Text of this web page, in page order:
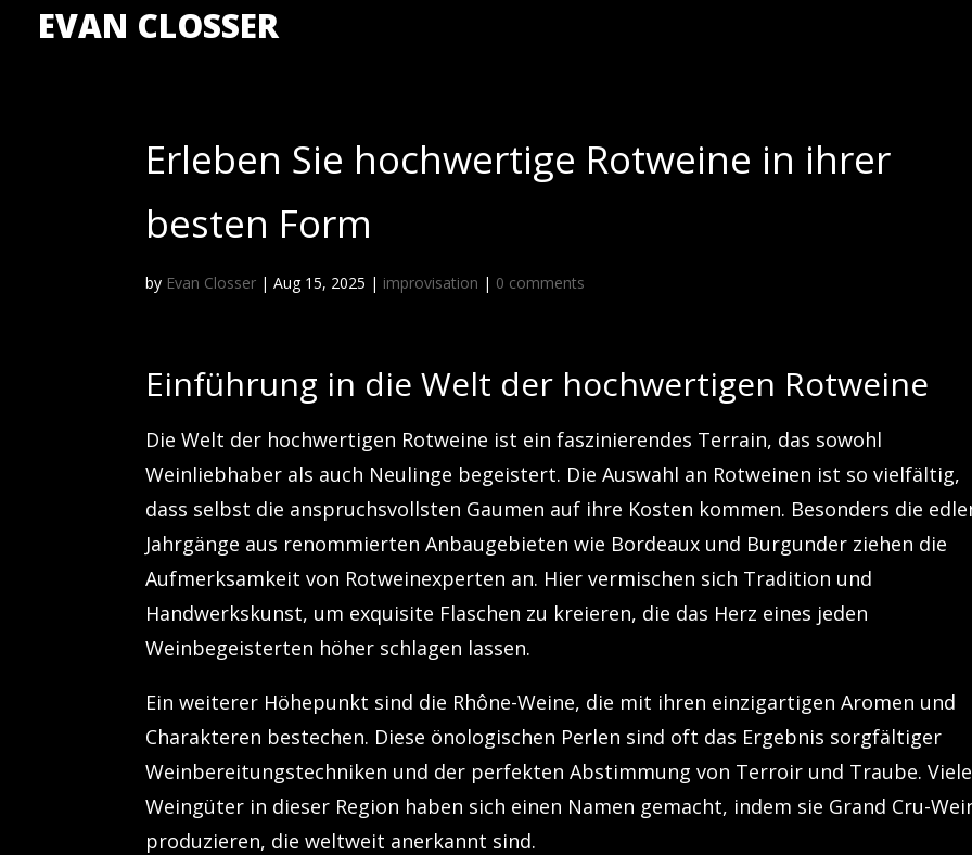
EVAN CLOSSER
Erleben Sie hochwertige Rotweine in ihrer
besten Form
by Evan Closser |Aug 15, 2025 | improvisation | 0 comments
Einführung in die Welt der hochwertigen Rotweine
Die Welt der hochwertigen Rotweine ist ein faszinierendes Terrain, das sowohl
Weinliebhaber als auch Neulinge begeistert. Die Auswahl an Rotweinen ist so vielfältig,
dass selbst die anspruchsvollsten Gaumen auf ihre Kosten kommen. Besonders die
Jahrgänge aus renommierten Anbaugebieten wie Bordeaux und Burgunder ziehen die
Aufmerksamkeit von Rotweinexperten an. Hier vermischen sich Tradition und
Handwerkskunst, um exquisite Flaschen zu kreieren, die das Herz eines jeden
Weinbegeisterten höher schlagen lassen.
Ein weiterer Höhepunkt sind die Rhône-Weine, die mit ihren einzigartigen Aromen und
Charakteren bestechen. Diese önologischen Perlen sind oft das Ergebnis sorgfältiger
Weinbereitungstechniken und der perfekten Abstimmung von Terroir und Traube. Viele
Weingüter in dieser Region haben sich einen Namen gemacht, indem sie Grand Cru-
produzieren, die weltweit anerkannt sind.